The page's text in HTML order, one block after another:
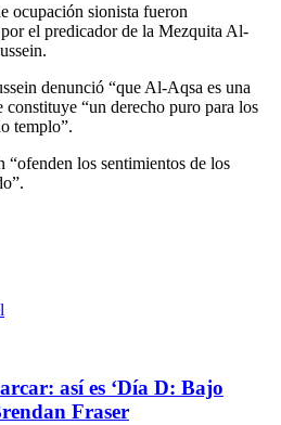
ocupación sionista fueron
por el predicador de la Mezquita Al-
denunció “que Al-Aqsa es una
“un derecho puro para los
templo”.
“ofenden los sentimientos de los
así es ‘Día D: Bajo
Fraser